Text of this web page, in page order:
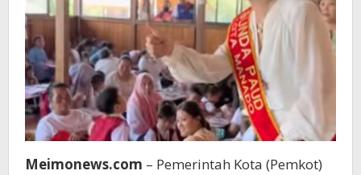
Meimonews.com – Pemerintah Kota (Pemkot)